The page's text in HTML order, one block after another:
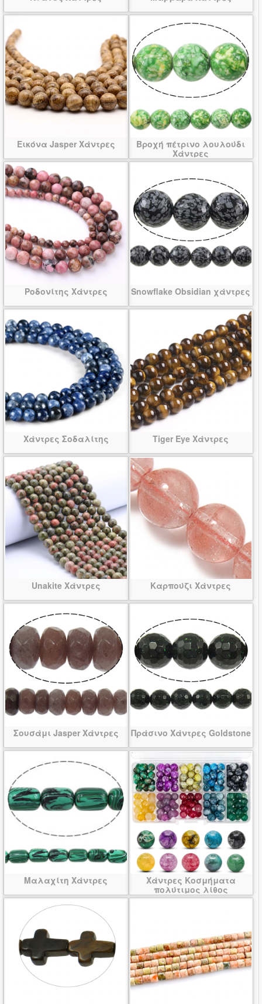
Εικόνα Jasper Χάντρες
Βροχή πέτρινο λουλούδι
Χάντρες
Ροδονίτης Χάντρες Snowflake Obsidian χάντρες
Χάντρες Σοδαλίτης Tiger Eye Χάντρες
Unakite Χάντρες Καρπούζι Χάντρες
Σουσάμι Jasper Χάντρες Πράσινο Χάντρες Goldstone
Μαλαχίτη Χάντρες
Χάντρες Κοσμήματα
πολύτιμος λίθος